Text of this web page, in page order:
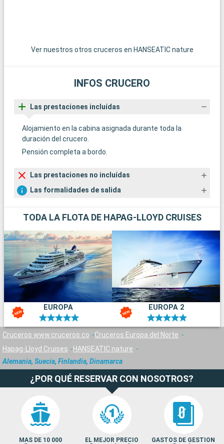
Ver nuestros otros cruceros en HANSEATIC nature
INFOS CRUCERO
Las prestaciones incluídas
Alojamiento en la cabina asignada durante toda la
duración del crucero.
Pensión completa a bordo.
Las prestaciones no incluídas
Las formalidades de salida
TODA LA FLOTA DE HAPAG-LLOYD CRUISES
EUROPA EUROPA 2
Cruceros www.cruceros.co
Cruceros Europa del Norte
Hapag-Lloyd Cruises
HANSEATIC nature
Alemania, Suecia, Finlandia, Dinamarca
¿POR QUÉ RESERVAR CON NOSOTROS?
MAS DE 10 000 EL MEJOR PRECIO GASTOS DE GESTION